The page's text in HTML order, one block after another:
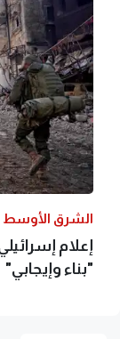
الشرق الأوسط
إعلام
"بناء وإيجابي"